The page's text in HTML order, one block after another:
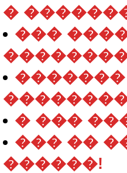
�
���
�������
� ���
��� ��
������!